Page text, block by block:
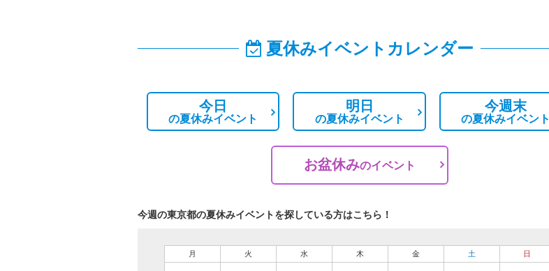
夏休みイベントカレンダー
今日
の夏休みイベント
明日
の夏休みイベント
今週末
の夏休みイベント
お盆休みのイベント
今週の東京都の夏休みイベントを探している方はこちら！
月 火 水 木 金 土 日